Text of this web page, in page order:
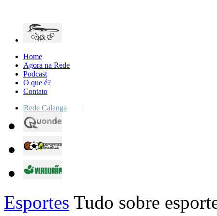
Home
Agora na Rede
Podcast
O que é?
Contato
Rede Calanga
Esportes Tudo sobre